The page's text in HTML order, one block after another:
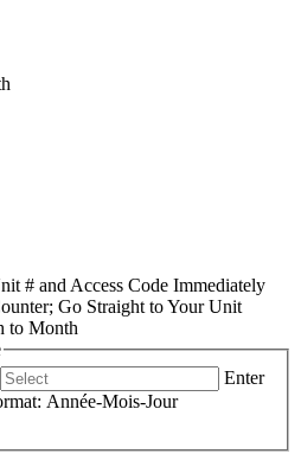
# and Access Code Immediately
Go Straight to Your Unit
to Month
Enter
Année-Mois-Jour